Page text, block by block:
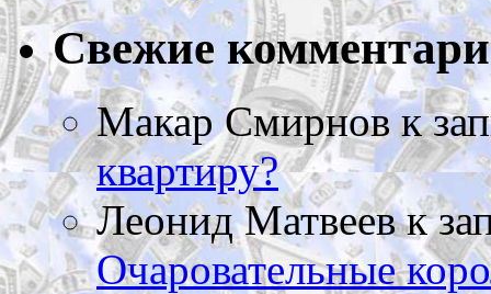
Свежие
Макар Смирновк
квартиру?
Леонид Матвеевк
Очаровательные